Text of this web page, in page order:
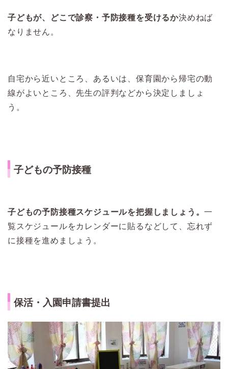
子どもが、どこで診察・予防接種を受けるか決めねば
なりません。
自宅から近いところ、あるいは、保育園から帰宅の動
線がよいところ、先生の評判などから決定しましょ
う。
子どもの予防接種
子どもの予防接種スケジュールを把握しましょう。一
覧スケジュールをカレンダーに貼るなどして、忘れず
に接種を進めましょう。
保活・入園申請書提出